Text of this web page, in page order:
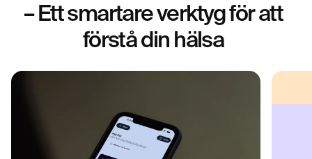
– Ett smartare verktyg för att
förstå din hälsa